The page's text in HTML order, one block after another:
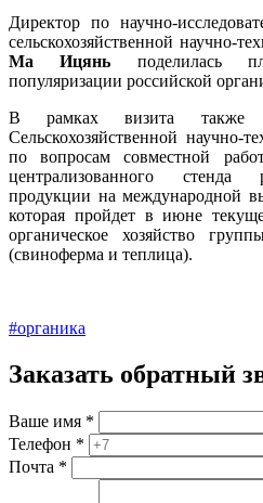
Директор по научно-
сельскохозяйственной научно-
Ма Ицянь поделилась
популяризации российской
В рамках визита также
Сельскохозяйственной научно-
по вопросам совместной
централизованного стенда
продукции на международной
которая пройдет в июне
органическое хозяйство
(свиноферма и теплица).
#органика
Заказать обратный
Ваше имя *
Телефон *
Почта *